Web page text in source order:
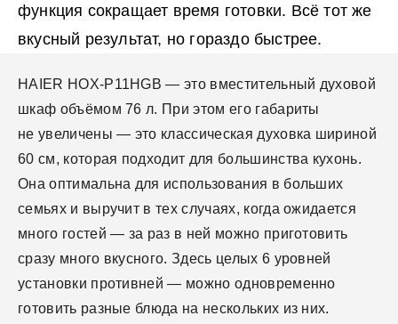
функция сокращает время готовки. Всё тот же
вкусный результат, но гораздо быстрее.
HAIER HOX-P11HGB — это вместительный духовой
шкаф объёмом 76 л. При этом его габариты
не увеличены — это классическая духовка шириной
60 см, которая подходит для большинства кухонь.
Она оптимальна для использования в больших
семьях и выручит в тех случаях, когда ожидается
много гостей — за раз в ней можно приготовить
сразу много вкусного. Здесь целых 6 уровней
установки противней — можно одновременно
готовить разные блюда на нескольких из них.